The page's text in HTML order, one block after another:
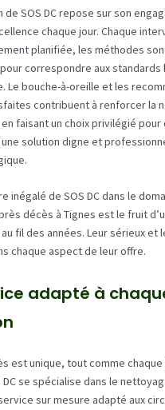
de SOS DC repose sur son
chaque jour. Chaque
planifiée, les méthodes
correspondre aux standards
Le bouche-à-oreille et les
contribuent à renforcer la
faisant un choix privilégié pour
solution digne et
inégalé de SOS DC dans le
décès à Tignes est le fruit
fil des années. Leur sérieux et
chaque aspect de leur offre.
adapté à
est unique, tout comme chaque
DC se spécialise dans le
sur mesure adapté aux